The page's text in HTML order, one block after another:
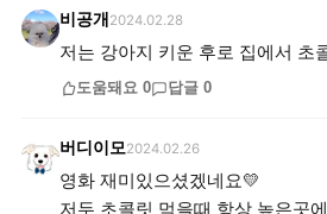
비공개 2024.02.28
저는 강아지 키운 후로 집에서 초
도움돼요 0 답글 0
버디이모 2024.02.26
영화 재미있으셨겠네요💛
저두 초콜릿 먹을때 항상 높은곳